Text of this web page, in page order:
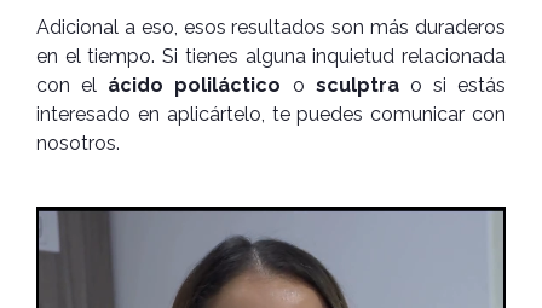
Adicional a eso, esos resultados son más duraderos
en el tiempo. Si tienes alguna inquietud relacionada
con el ácido poliláctico o sculptra o si estás
interesado en aplicártelo, te puedes comunicar con
nosotros.